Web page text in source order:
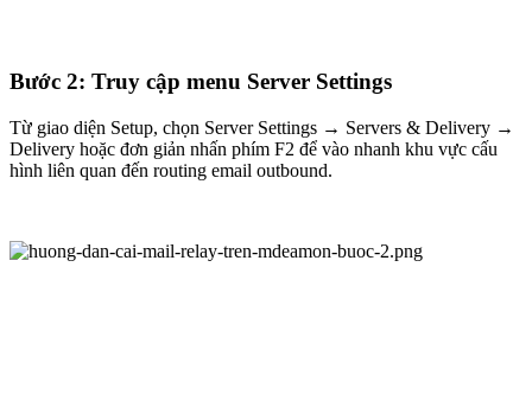
Bước 2: Truy cập menu Server Settings
Từ giao diện Setup, chọn Server Settings → Servers & Delivery →
Delivery hoặc đơn giản nhấn phím F2 để vào nhanh khu vực cấu
hình liên quan đến routing email outbound.